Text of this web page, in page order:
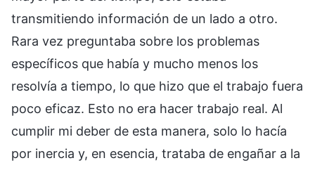
transmitiendo información de un lado a otro.
Rara vez preguntaba sobre los problemas
específicos que había y mucho menos los
resolvía a tiempo, lo que hizo que el trabajo fuera
poco eficaz. Esto no era hacer trabajo real. Al
cumplir mi deber de esta manera, solo lo hacía
por inercia y, en esencia, trataba de engañar a la